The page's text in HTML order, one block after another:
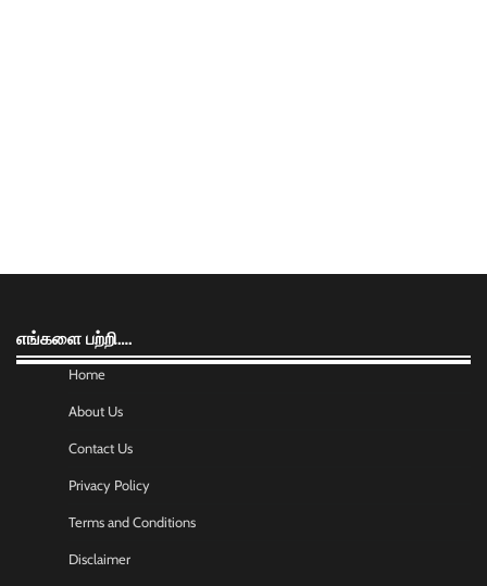
எங்களை பற்றி….
Home
About Us
Contact Us
Privacy Policy
Terms and Conditions
Disclaimer